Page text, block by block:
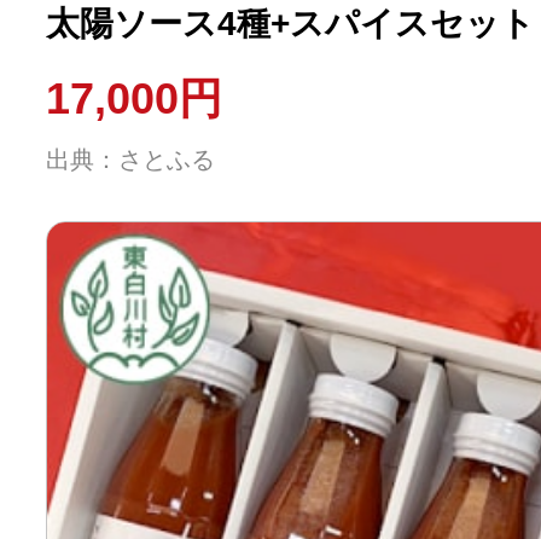
太陽ソース4種+スパイスセット
17,000円
出典：さとふる